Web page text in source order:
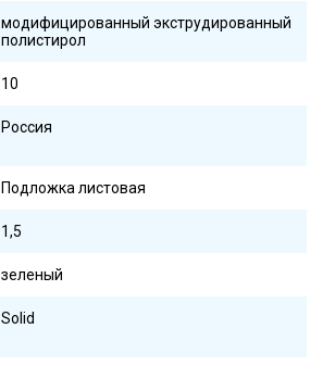
модифицированный экструдированный
полистирол
10
Россия
Подложка листовая
1,5
зеленый
Solid